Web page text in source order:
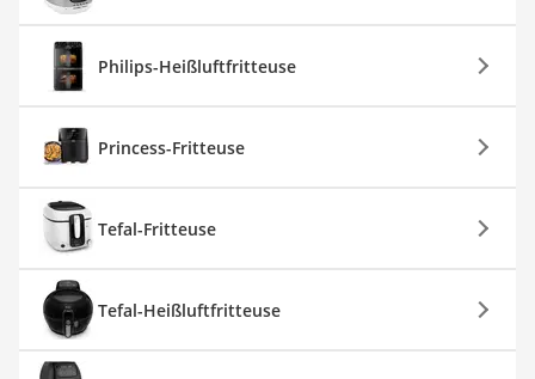
Philips-Heißluftfritteuse
Princess-Fritteuse
Tefal-Fritteuse
Tefal-Heißluftfritteuse